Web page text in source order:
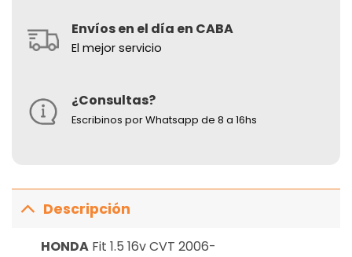
Envíos en el día en CABA
El mejor servicio
¿Consultas?
Escribinos por Whatsapp de 8 a 16hs
Descripción
HONDAFit 1.5 16v CVT 2006-